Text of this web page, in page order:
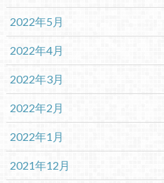
2022年5月
2022年4月
2022年3月
2022年2月
2022年1月
2021年12月